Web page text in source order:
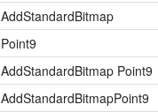
AddStandardBitmap
Point9
AddStandardBitmap Point9
AddStandardBitmapPoint9